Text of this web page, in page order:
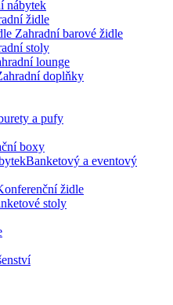
nábytek
židle
Zahradní barové židle
stoly
lounge
doplňky
a pufy
boxy
Banketový a eventový
židle
stoly